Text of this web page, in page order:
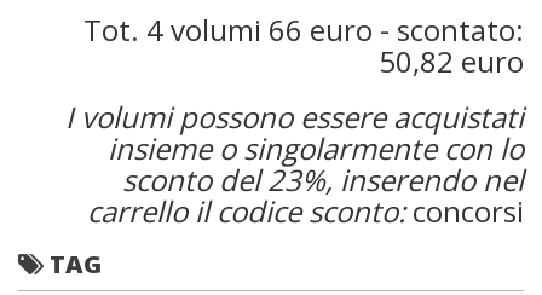
Tot. 4 volumi 66 euro - scontato:
50,82 euro
I volumi possono essere acquistati
insieme o singolarmente con lo
sconto del 23%, inserendo nel
carrello il codice sconto:concorsi
TAG